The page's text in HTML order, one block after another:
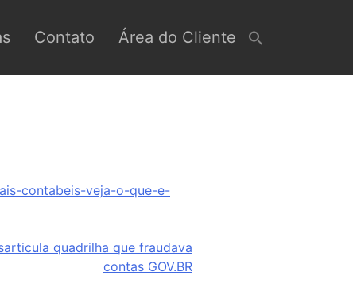
Contato Área do Cliente
contabeis-veja-o-que-e-
quadrilha que fraudava
contas GOV.BR